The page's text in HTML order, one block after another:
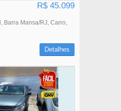
R$ 45.099
Barra Mansa/RJ Carro
Detalhes